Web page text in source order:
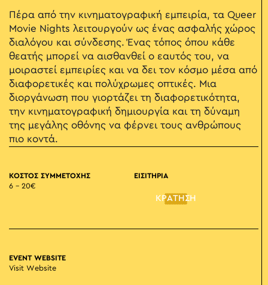
Πέρα από την κινηματογραφική εμπειρία, τα Queer
Movie Nights λειτουργούν ως ένας ασφαλής χώρος
διαλόγου και σύνδεσης. Ένας τόπος όπου κάθε
θεατής μπορεί να αισθανθεί ο εαυτός του, να
μοιραστεί εμπειρίες και να δει τον κόσμο μέσα από
διαφορετικές και πολύχρωμες οπτικές. Μια
διοργάνωση που γιορτάζει τη διαφορετικότητα,
την κινηματογραφική δημιουργία και τη δύναμη
της μεγάλης οθόνης να φέρνει τους ανθρώπους
πιο κοντά.
ΚΟΣΤΟΣ ΣΥΜΜΕΤΟΧΗΣ
6 – 20€
ΕΙΣΙΤΗΡΙΑ
ΚΡΑΤΗΣΗ
EVENT WEBSITE
Visit Website